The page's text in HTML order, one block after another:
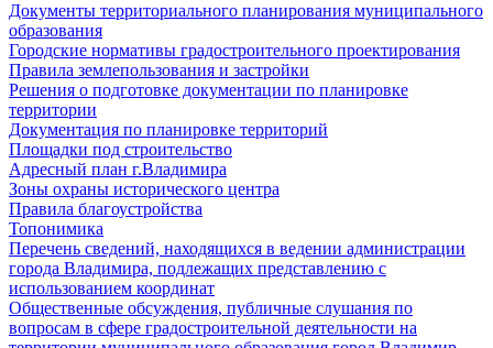
Документы территориального планирования муниципального
образования
Городские нормативы градостроительного проектирования
Правила землепользования и застройки
Решения о подготовке документации по планировке
территории
Документация по планировке территорий
Площадки под строительство
Адресный план г.Владимира
Зоны охраны исторического центра
Правила благоустройства
Топонимика
Перечень сведений, находящихся в ведении администрации
города Владимира, подлежащих представлению с
использованием координат
Общественные обсуждения, публичные слушания по
вопросам в сфере градостроительной деятельности на